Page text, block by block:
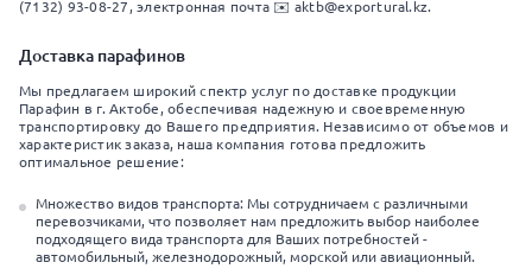
(7132) 93-08-27, электронная почта ✉️ aktb@exportural.kz.
Доставка парафинов
Мы предлагаем широкий спектр услуг по доставке продукции
Парафин в г. Актобе, обеспечивая надежную и своевременную
транспортировку до Вашего предприятия. Независимо от объемов и
характеристик заказа, наша компания готова предложить
оптимальное решение:
Множество видов транспорта: Мы сотрудничаем с различными
перевозчиками, что позволяет нам предложить выбор наиболее
подходящего вида транспорта для Ваших потребностей -
автомобильный, железнодорожный, морской или авиационный.